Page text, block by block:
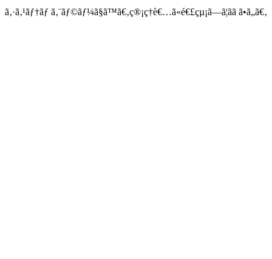
ã‚·ã‚¹ãƒ†ãƒ ã‚¨ãƒ©ãƒ¼ã§ã™ã€‚ç®¡ç†è€…ã«é€£çµ¡ã—ã¦ãã ã•ã„ã€‚